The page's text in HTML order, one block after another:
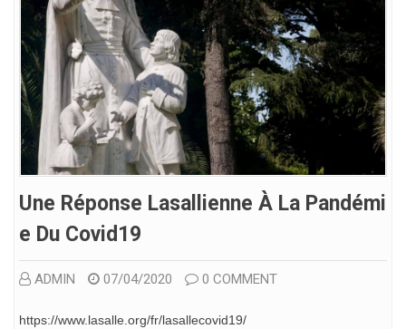
Une Réponse Lasallienne À La Pandémi
E Du Covid19
ADMIN 07/04/2020 0 COMMENT
https://www.lasalle.org/fr/lasallecovid19/